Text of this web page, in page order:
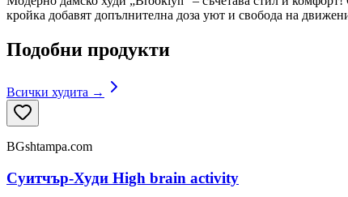
кройка добавят допълнителна доза уют и свобода на
Подобни продукти
Всички худита →
BGshtampa.com
Суитчър-Худи High brain activity